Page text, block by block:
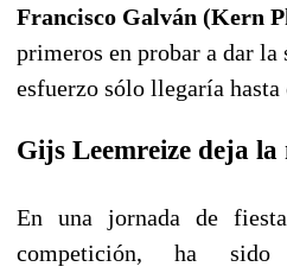
Francisco Galván (Kern
primeros en probar a dar la
esfuerzo sólo llegaría
Gijs Leemreize deja
En una jornada de
competición, ha